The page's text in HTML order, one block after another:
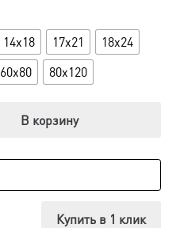
14x18 17x21
18x24
60х80 80х120
В корзину
Купить в 1 клик